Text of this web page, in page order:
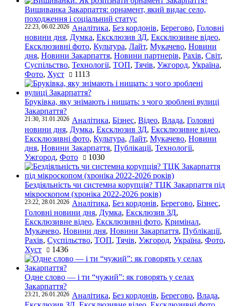
Вишиванка Закарпаття: орнамент, який видає село,
походження і соціальний статус
22:23, 06.02.2026 Аналітика, Без кордонів, Берегово, Головні
новини дня, Думка, Ексклюзив ЗД, Ексклюзивне відео,
Ексклюзивні фото, Культура, Лайт, Мукачево, Новини
дня, Новини Закарпаття, Новини партнерів, Рахів, Світ,
Суспільство, Технології, ТОП, Тячів, Ужгород, Україна,
Фото, Хуст 1113
Бруківка, яку знімають і нищать: з чого зроблені вулиці
Закарпаття?
21:30, 31.01.2026 Аналітика, Бізнес, Відео, Влада, Головні
новини дня, Думка, Ексклюзив ЗД, Ексклюзивне відео,
Ексклюзивні фото, Культура, Лайт, Мукачево, Новини
дня, Новини Закарпаття, Публікації, Технології,
Ужгород, Фото 1030
Бездіяльність чи системна корупція? ТЦК Закарпаття під
мікроскопом (хроніка 2022-2026 років)
23:22, 28.01.2026 Аналітика, Без кордонів, Берегово, Бізнес,
Головні новини дня, Думка, Ексклюзив ЗД,
Ексклюзивне відео, Ексклюзивні фото, Кримінал,
Мукачево, Новини дня, Новини Закарпаття, Публікації,
Рахів, Суспільство, ТОП, Тячів, Ужгород, Україна, Фото,
Хуст
1436
Одне слово — і ти “чужий”: як говорять у селах
Закарпаття?
23:21, 26.01.2026 Аналітика, Без кордонів, Берегово, Влада,